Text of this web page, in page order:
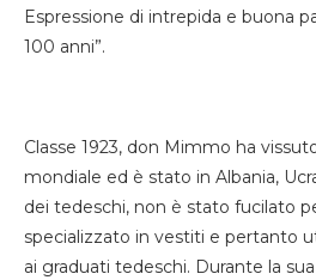
Espressione di intrepida e buona
100 anni”.
Classe 1923, don Mimmo ha
mondiale ed è stato in Albania,
dei tedeschi, non è stato fucilato
specializzato in vestiti e pertanto
ai graduati tedeschi. Durante la